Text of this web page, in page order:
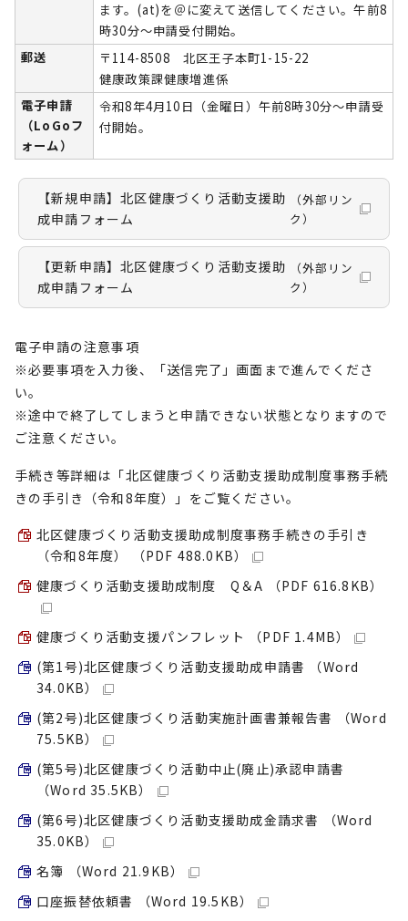
ます。(at)を＠に変えて送信してください。午前8
時30分～申請受付開始。
郵送
〒114-8508 北区王子本町1-15-22
健康政策課健康増進係
電子申請
（LoGoフ
ォーム）
令和8年4月10日（金曜日）午前8時30分～申請受
付開始。
【新規申請】北区健康づくり活動支援助
成申請フォーム
（外部リン
ク）
【更新申請】北区健康づくり活動支援助
成申請フォーム
（外部リン
ク）
電子申請の注意事項
※必要事項を入力後、「送信完了」画面まで進んでくださ
い。
※途中で終了してしまうと申請できない状態となりますので
ご注意ください。
手続き等詳細は「北区健康づくり活動支援助成制度事務手続
きの手引き（令和8年度）」をご覧ください。
北区健康づくり活動支援助成制度事務手続きの手引き
（令和8年度） （PDF 488.0KB）
健康づくり活動支援助成制度 Q＆A （PDF 616.8KB）
健康づくり活動支援パンフレット （PDF 1.4MB）
(第1号)北区健康づくり活動支援助成申請書 （Word
34.0KB）
(第2号)北区健康づくり活動実施計画書兼報告書 （Word
75.5KB）
(第5号)北区健康づくり活動中止(廃止)承認申請書
（Word 35.5KB）
(第6号)北区健康づくり活動支援助成金請求書 （Word
35.0KB）
名簿 （Word 21.9KB）
口座振替依頼書 （Word 19.5KB）